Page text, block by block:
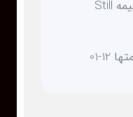
زیرنویس فارسی انیمه Still
01